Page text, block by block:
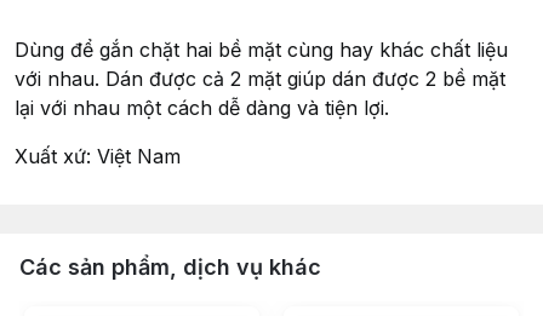
Dùng để gắn chặt hai bề mặt cùng hay khác chất liệu
với nhau. Dán được cả 2 mặt giúp dán được 2 bề mặt
lại với nhau một cách dễ dàng và tiện lợi.
Xuất xứ: Việt Nam
Các sản phẩm, dịch vụ khác